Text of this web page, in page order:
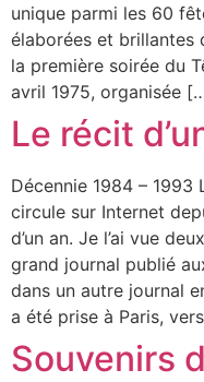
unique parmi les 60
élaborées et brillantes
la première soirée du
avril 1975, organisée
Le récit
Décennie 1984 – 1993
circule sur Internet
d’un an. Je l’ai vue
grand journal publié
dans un autre journal
a été prise à Paris,
Souvenirs